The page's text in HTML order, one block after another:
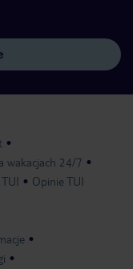
wakacjach 24/7
Opinie TUI